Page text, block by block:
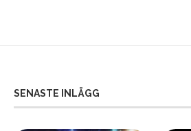
SENASTE INLÄGG